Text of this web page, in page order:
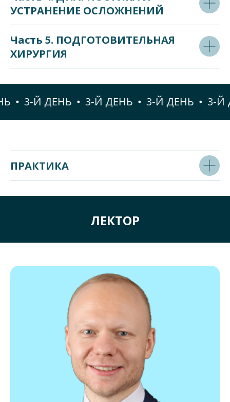
УСТРАНЕНИЕ ОСЛОЖНЕНИЙ
Часть 5. ПОДГОТОВИТЕЛЬНАЯ
ХИРУРГИЯ
3-Й ДЕНЬ 3-Й ДЕНЬ 3-Й ДЕНЬ 3-Й
ПРАКТИКА
ЛЕКТОР